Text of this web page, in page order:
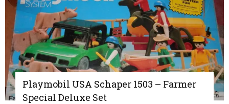
Playmobil USA Schaper 1503 – Farmer
Special Deluxe Set